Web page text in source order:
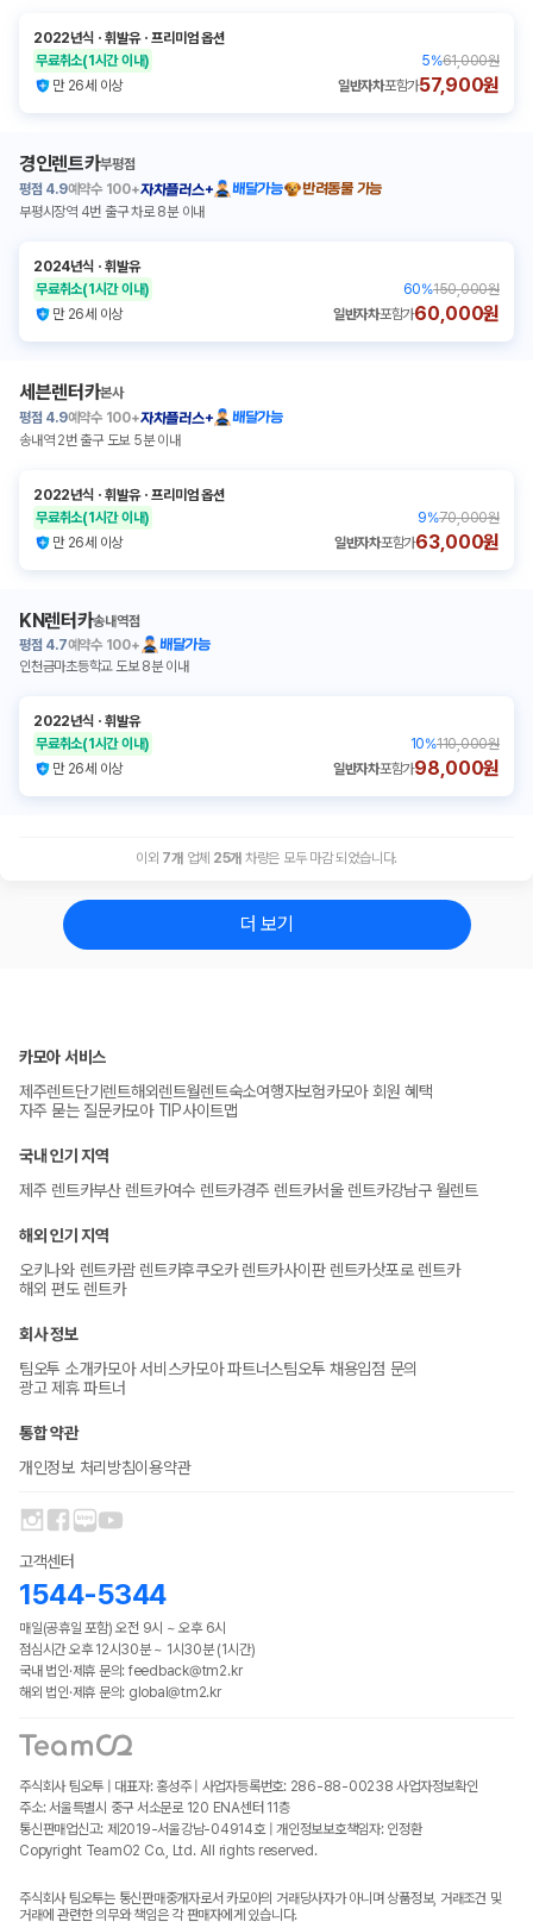
2022년식 ㆍ휘발유ㆍ프리미엄 옵션
무료취소(1시간 이내) 5%61,000원
만 26세 이상
일반자차포함가57,900원
경인렌트카부평점
평점 4.9예약수 100+자차플러스+ 배달가능
반려동물 가능
부평시장역 4번 출구 차로 8분 이내
2024년식 ㆍ휘발유
무료취소(1시간 이내) 60%150,000원
만 26세 이상
일반자차포함가60,000원
세븐렌터카본사
평점 4.9예약수 100+자차플러스+
배달가능
송내역 2번 출구 도보 5분 이내
2022년식 ㆍ휘발유ㆍ프리미엄 옵션
무료취소(1시간 이내) 9%70,000원
만 26세 이상
일반자차포함가63,000원
KN렌터카송내역점
평점 4.7예약수 100+
배달가능
인천금마초등학교 도보 8분 이내
2022년식 ㆍ휘발유
무료취소(1시간 이내) 10%110,000원
만 26세 이상
일반자차포함가98,000원
이외 7개 업체 25개 차량은 모두 마감 되었습니다.
더 보기
카모아 서비스
제주렌트단기렌트해외렌트월렌트숙소여행자보험카모아 회원 혜택
자주 묻는 질문카모아 TIP사이트맵
국내 인기 지역
제주 렌트카부산 렌트카여수 렌트카경주 렌트카서울 렌트카강남구 월렌트
해외 인기 지역
오키나와 렌트카괌 렌트카후쿠오카 렌트카사이판 렌트카삿포로 렌트카
해외 편도 렌트카
회사 정보
팀오투 소개카모아 서비스카모아 파트너스팀오투 채용입점 문의
광고 제휴 파트너
통합 약관
개인정보 처리방침이용약관
고객센터
1544-5344
매일(공휴일 포함) 오전 9시 ~ 오후 6시
점심시간 오후 12시30분 ~ 1시30분 (1시간)
국내 법인·제휴 문의: feedback@tm2.kr
해외 법인·제휴 문의: global@tm2.kr
주식회사 팀오투 | 대표자: 홍성주 | 사업자등록번호: 286-88-00238 사업자정보확인
주소: 서울특별시 중구 서소문로 120 ENA센터 11층
통신판매업신고: 제2019-서울강남-04914호 | 개인정보보호책임자: 인정환
Copyright TeamO2 Co., Ltd. All rights reserved.
주식회사 팀오투는 통신판매중개자로서 카모아의 거래당사자가 아니며 상품정보, 거래조건 및
거래에 관련한 의무와 책임은 각 판매자에게 있습니다.